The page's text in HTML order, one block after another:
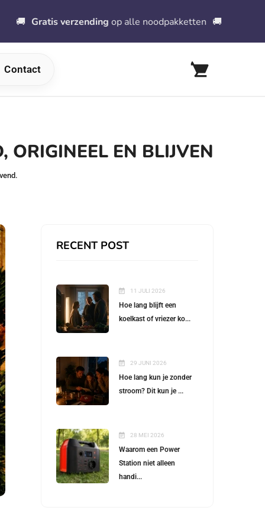
Gratis verzendingop alle noodpakketten 🚚
Contact
ORIGINEEL EN BLIJVEN
RECENT POST
11 JULI 2026
Hoe lang blijft een
koelkast of vriezer ko...
29 JUNI 2026
Hoe lang kun je zonder
stroom? Dit kun je ...
28 MEI 2026
Waarom een Power
Station niet alleen
handi...